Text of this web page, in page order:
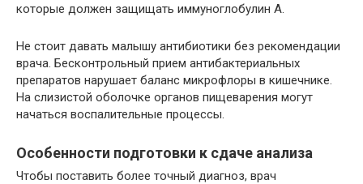
которые должен защищать иммуноглобулин A.
Не стоит давать малышу антибиотики без рекомендации
врача. Бесконтрольный прием антибактериальных
препаратов нарушает баланс микрофлоры в кишечнике.
На слизистой оболочке органов пищеварения могут
начаться воспалительные процессы.
Особенности подготовки к сдаче анализа
Чтобы поставить более точный диагноз, врач